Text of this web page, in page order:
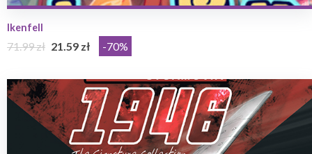
Ikenfell
71.99 zł 21.59 zł -70%